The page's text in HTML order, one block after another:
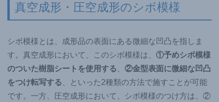
真空成形・圧空成形のシボ模様
シボ模様とは、成形品の表面にある微細な凹凸を指しま
す。真空成形において、このシボ模様は、 ①予めシボ模様
のついた樹脂シートを使用する
②金型表面に微細な凹凸
をつけ転写する 、といった2種類の方法で施すことが可能
です。一方、圧空成形において、シボ模様のつけ方は、②